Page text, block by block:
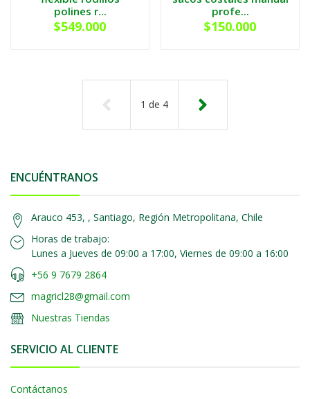
polines r...
$549.000
profe...
$150.000
1 de 4
ENCUÉNTRANOS
Arauco 453, , Santiago, Región Metropolitana, Chile
Horas de trabajo:
Lunes a Jueves de 09:00 a 17:00, Viernes de 09:00 a 16:00
+56 9 7679 2864
magricl28@gmail.com
Nuestras Tiendas
SERVICIO AL CLIENTE
Contáctanos